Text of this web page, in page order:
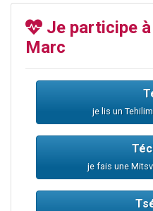
Je participe
Marc
je lis un
je fais une